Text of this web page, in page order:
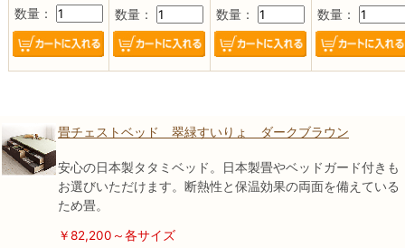
数量： 数量： 数量： 数量：
畳チェストベッド 翠緑すいりょ ダークブラウン
安心の日本製タタミベッド。日本製畳やベッドガード付きも
お選びいただけます。断熱性と保温効果の両面を備えている
ため畳。
￥82,200～各サイズ